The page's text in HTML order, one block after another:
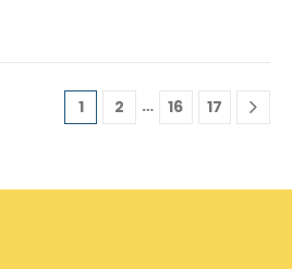
1 2 … 16 17